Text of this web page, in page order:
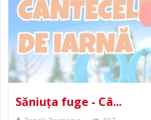
Săniuța fuge - Câ...